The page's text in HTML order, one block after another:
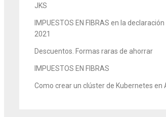
JKS
IMPUESTOS EN FIBRAS en la declaración
2021
Descuentos. Formas raras de ahorrar
IMPUESTOS EN FIBRAS
Como crear un clúster de Kubernetes en